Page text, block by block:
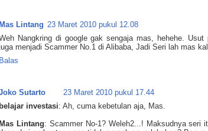
Mas Lintang 23 Maret 2010 pukul 12.08
Nangkring di google gak sengaja mas, hehehe. Usut
menjadi Scammer No.1 di Alibaba, Jadi Seri lah mas
Balas
Sutarto
23 Maret 2010 pukul 17.44
belajar investasi: Ah, cuma kebetulan aja, Mas.
Mas Lintang: Scammer No-1? Weleh2...! Maksudnya seri